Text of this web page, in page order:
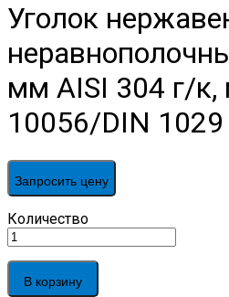
Уголок
мм AISI 304 г/к,
10056/DIN 1029
Запросить цену
Уголок
нержавеющий
неравнополочный
50х40х5
мм
Количество
В корзину